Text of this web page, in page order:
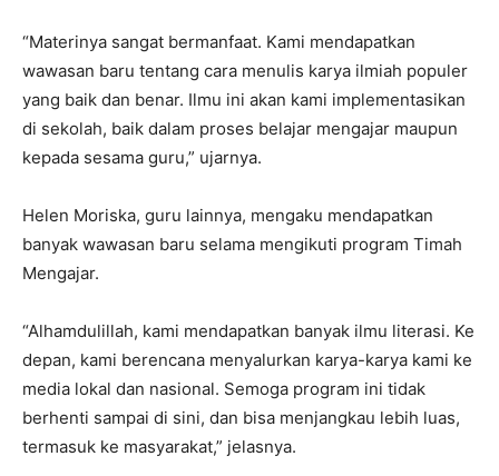
“Materinya sangat bermanfaat. Kami mendapatkan
wawasan baru tentang cara menulis karya ilmiah populer
yang baik dan benar. Ilmu ini akan kami implementasikan
di sekolah, baik dalam proses belajar mengajar maupun
kepada sesama guru,” ujarnya.
Helen Moriska, guru lainnya, mengaku mendapatkan
banyak wawasan baru selama mengikuti program Timah
Mengajar.
“Alhamdulillah, kami mendapatkan banyak ilmu literasi. Ke
depan, kami berencana menyalurkan karya-karya kami ke
media lokal dan nasional. Semoga program ini tidak
berhenti sampai di sini, dan bisa menjangkau lebih luas,
termasuk ke masyarakat,” jelasnya.